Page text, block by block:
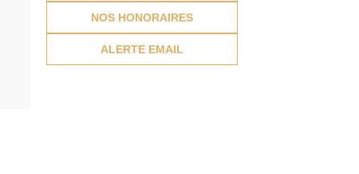
NOS HONORAIRES
ALERTE EMAIL